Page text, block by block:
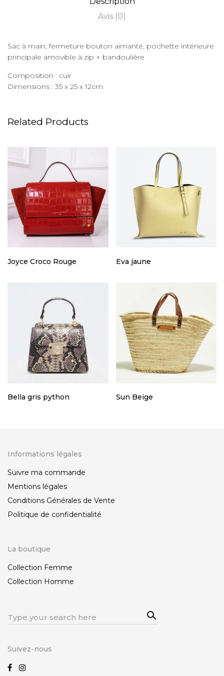
Avis (0)
Sac à main, fermeture bouton aimanté, pochette intérieure
principale amovible à zip + bandoulière
Composition : cuir
Dimensions : 35 x 25 x 12cm
Related Products
Joyce Croco Rouge Eva jaune
Bella gris python Sun Beige
Informations légales
Suivre ma commande
Mentions légales
Conditions Générales de Vente
Politique de confidentialité
La boutique
Collection Femme
Collection Homme
Search
Sea
rch
Suivez-nous